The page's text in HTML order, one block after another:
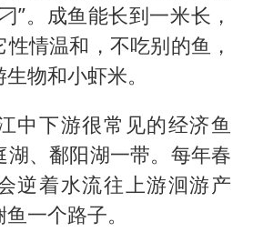
”。成鱼能长到一米长，
情温和，不吃别的鱼，
物和小虾米。
中下游很常见的经济鱼
湖、鄱阳湖一带。每年春
逆着水流往上游洄游产
一个路子。